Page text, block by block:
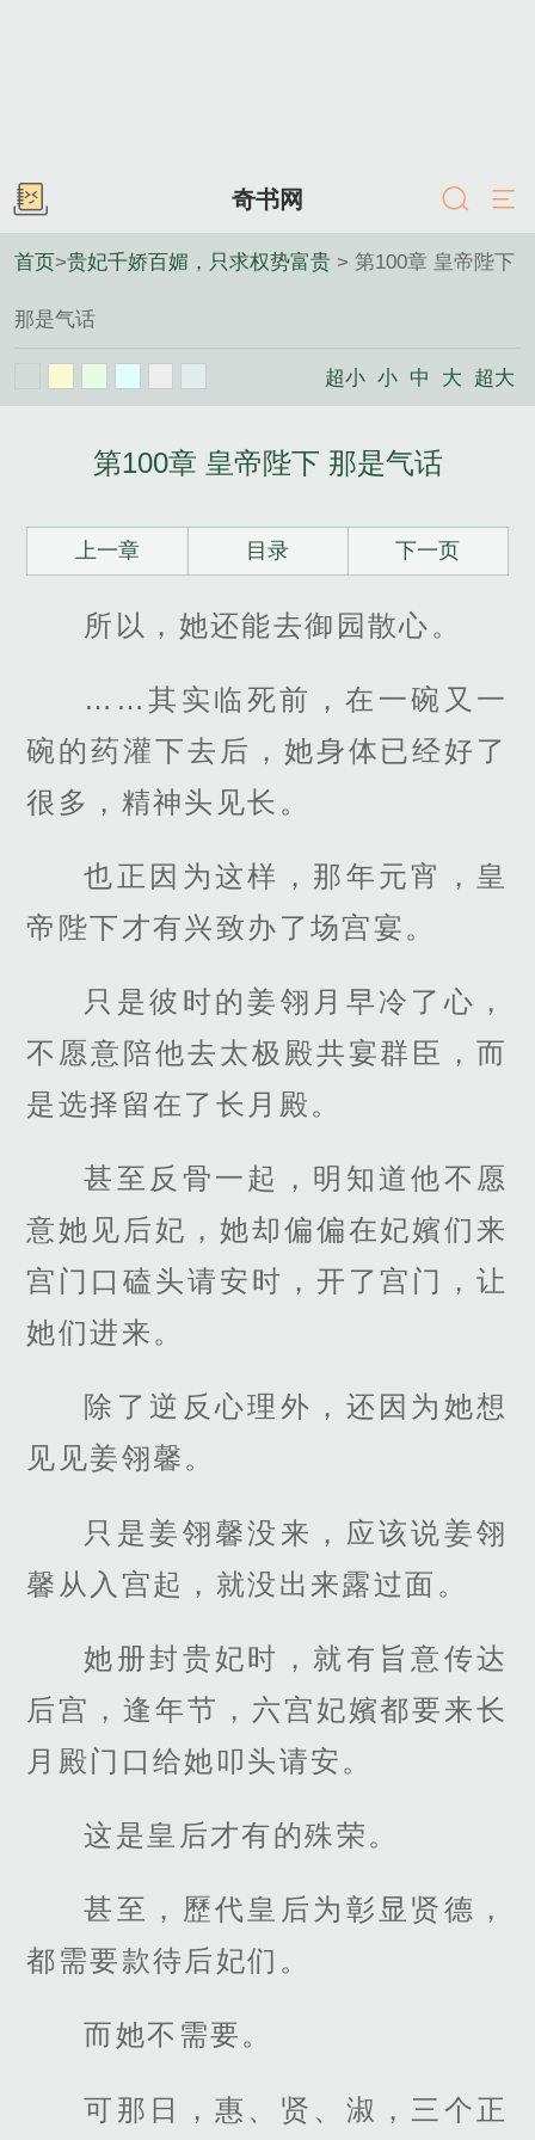
奇书网
首页>贵妃千娇百媚，只求权势富贵 > 第100章 皇帝陛下
那是气话
超小 小 中 大 超大
第100章 皇帝陛下 那是气话
上一章 目录 下一页
所以，她还能去御园散心。
……其实临死前，在一碗又一
碗的药灌下去后，她身体已经好了
很多，精神头见长。
也正因为这样，那年元宵，皇
帝陛下才有兴致办了场宫宴。
只是彼时的姜翎月早冷了心，
不愿意陪他去太极殿共宴群臣，而
是选择留在了长月殿。
甚至反骨一起，明知道他不愿
意她见后妃，她却偏偏在妃嬪们来
宫门口磕头请安时，开了宫门，让
她们进来。
除了逆反心理外，还因为她想
见见姜翎馨。
只是姜翎馨没来，应该说姜翎
馨从入宫起，就没出来露过面。
她册封贵妃时，就有旨意传达
后宫，逢年节，六宫妃嬪都要来长
月殿门口给她叩头请安。
这是皇后才有的殊荣。
甚至，歷代皇后为彰显贤德，
都需要款待后妃们。
而她不需要。
可那日，惠、贤、淑，三个正